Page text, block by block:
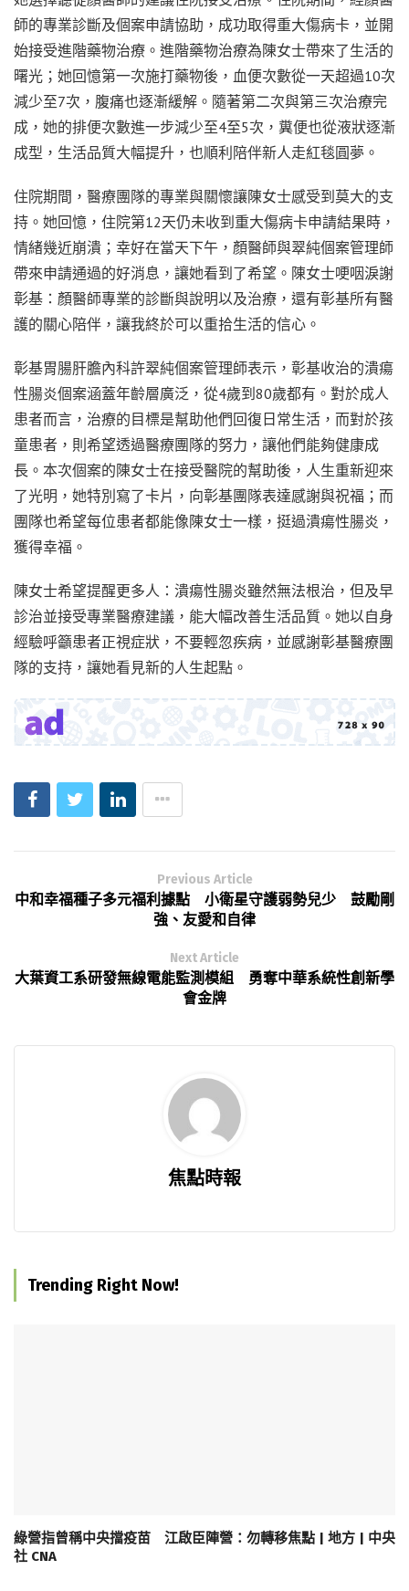
師的專業診斷及個案申請協助，成功取得重大傷病卡，並開
始接受進階藥物治療。進階藥物治療為陳女士帶來了生活的
曙光；她回憶第一次施打藥物後，血便次數從一天超過10次
減少至7次，腹痛也逐漸緩解。隨著第二次與第三次治療完
成，她的排便次數進一步減少至4至5次，糞便也從液狀逐漸
成型，生活品質大幅提升，也順利陪伴新人走紅毯圓夢。
住院期間，醫療團隊的專業與關懷讓陳女士感受到莫大的支
持。她回憶，住院第12天仍未收到重大傷病卡申請結果時，
情緒幾近崩潰；幸好在當天下午，顏醫師與翠純個案管理師
帶來申請通過的好消息，讓她看到了希望。陳女士哽咽淚謝
彰基：顏醫師專業的診斷與說明以及治療，還有彰基所有醫
護的關心陪伴，讓我終於可以重拾生活的信心。
彰基胃腸肝膽內科許翠純個案管理師表示，彰基收治的潰瘍
性腸炎個案涵蓋年齡層廣泛，從4歲到80歲都有。對於成人
患者而言，治療的目標是幫助他們回復日常生活，而對於孩
童患者，則希望透過醫療團隊的努力，讓他們能夠健康成
長。本次個案的陳女士在接受醫院的幫助後，人生重新迎來
了光明，她特別寫了卡片，向彰基團隊表達感謝與祝福；而
團隊也希望每位患者都能像陳女士一樣，挺過潰瘍性腸炎，
獲得幸福。
陳女士希望提醒更多人：潰瘍性腸炎雖然無法根治，但及早
診治並接受專業醫療建議，能大幅改善生活品質。她以自身
經驗呼籲患者正視症狀，不要輕忽疾病，並感謝彰基醫療團
隊的支持，讓她看見新的人生起點。
Previous Article
中和幸福種子多元福利據點 小衛星守護弱勢兒少 鼓勵剛
強、友愛和自律
Next Article
大葉資工系研發無線電能監測模組 勇奪中華系統性創新學
會金牌
焦點時報
Trending Right Now!
綠營指曾稱中央擋疫苗 江啟臣陣營：勿轉移焦點 | 地方 | 中央
社 CNA